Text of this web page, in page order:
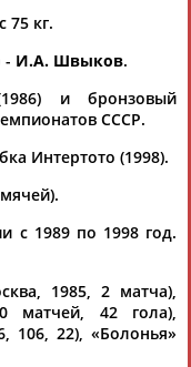
документов
в честь Никиты
Баженов, Сергей
Кузнецов, Эрик
75 кг.
- И.А. Швыков.
и бронзовый
СССР.
Интертото (1998).
с 1989 по 1998 год.
1985, 2 матча),
матчей, 42 гола),
106, 22), «Болонья»